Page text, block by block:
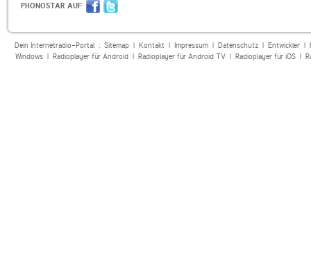
PHONOSTAR AUF
Dein Internetradio-Portal : Sitemap| Kontakt| Impressum| Datenschutz| Entwickler|
Windows| Radioplayer für Android| Radioplayer für Android TV| Radioplayer für iOS|